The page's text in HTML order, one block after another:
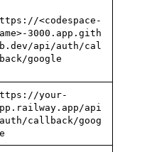
<codespace-
3000.app.gith
api/auth/cal
google
your-
api
callback/goog